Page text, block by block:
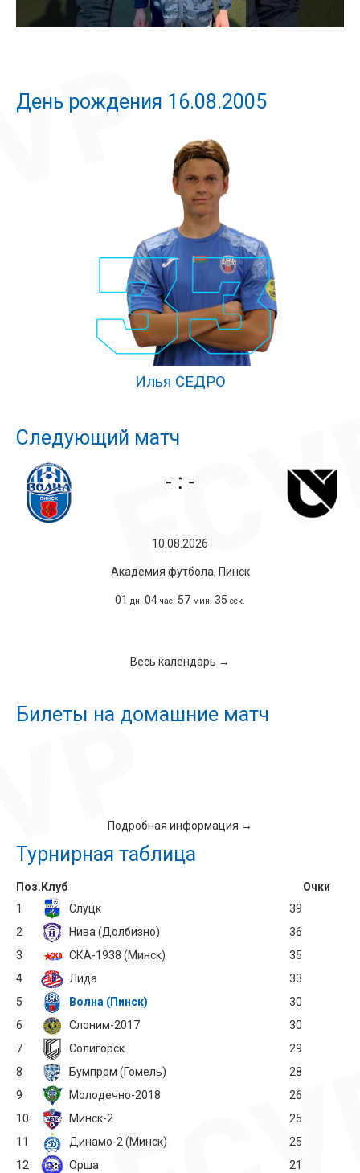
День рождения 16.08.2005
Илья СЕДРО
Следующий матч
10.08.2026
Академия футбола, Пинск
01 дн. 04 час. 57 мин. 35 сек.
Весь календарь →
Билеты на домашние матч
Подробная информация →
Турнирная таблица
Поз. Клуб
Очки
1
Слуцк
39
2
Нива (Долбизно)
36
3
СКА-1938 (Минск)
35
4
Лида
33
5
Волна (Пинск)
30
6
Слоним-2017
30
7
Солигорск
29
8
Бумпром (Гомель)
28
9
Молодечно-2018
26
10
Минск-2
25
11
Динамо-2 (Минск)
25
12
Орша
21